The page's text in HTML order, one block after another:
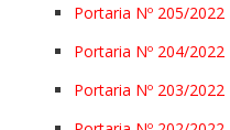
Portaria Nº 205/2022
Portaria Nº 204/2022
Portaria Nº 203/2022